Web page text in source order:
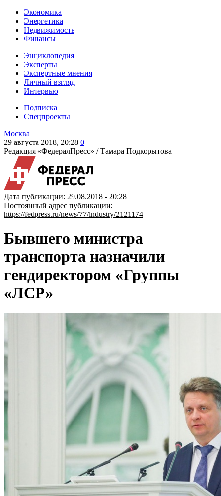
Экономика
Энергетика
Недвижимость
Финансы
Энциклопедия
Эксперты
Экспертные мнения
Личный взгляд
Интервью
Подписка
Спецпроекты
Москва
29 августа 2018, 20:28 0
Редакция «ФедералПресс» /Тамара Подкорытова
Дата публикации: 29.08.2018 - 20:28
Постоянный адрес публикации:
https://fedpress.ru/news/77/industry/2121174
Бывшего министра
транспорта назначили
гендиректором «Группы
«ЛСР»